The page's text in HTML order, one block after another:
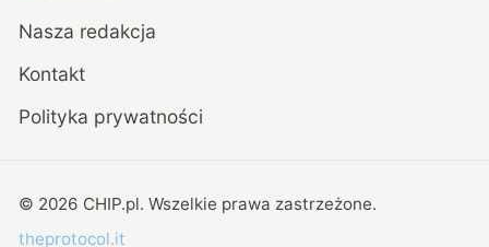
Nasza redakcja
Kontakt
Polityka prywatności
© 2026 CHIP.pl. Wszelkie prawa zastrzeżone.
theprotocol.it